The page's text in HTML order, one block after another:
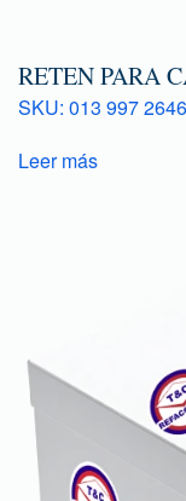
RETEN PARA
SKU: 013 997 2646
Leer más